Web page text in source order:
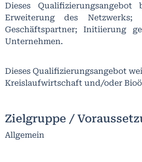
Dieses
Erweiterung des
Geschäftspartner; Initiierung
Unternehmen.
Dieses Qualifizierungsangebot
Kreislaufwirtschaft und/oder
Zielgruppe /
Allgemein